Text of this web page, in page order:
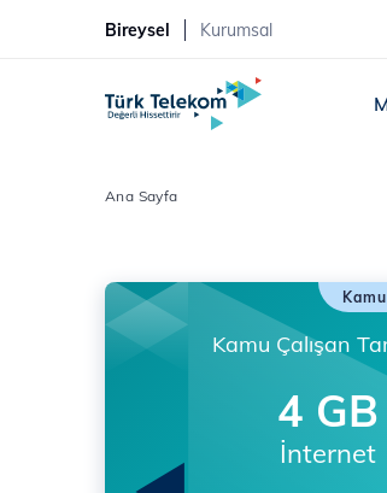
Bireysel Kurumsal
Ana Sayfa
Kamu Çalışan
4 GB
İnternet